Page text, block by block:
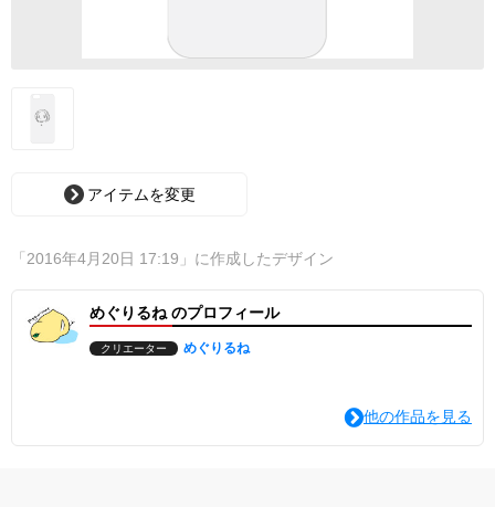
アイテムを変更
「2016年4月20日 17:19」に作成したデザイン
めぐりるね のプロフィール
クリエーター めぐりるね
他の作品を見る